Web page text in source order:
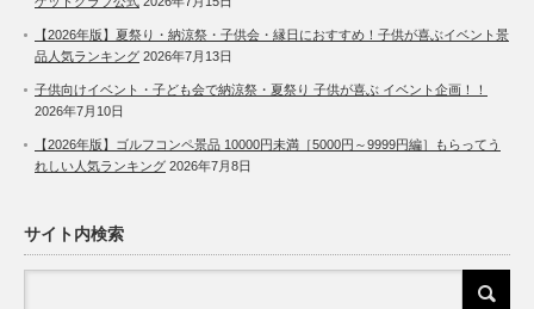
【2026年版】夏祭り・納涼祭・子供会・縁日におすすめ！子供が喜ぶイベント景
品人気ランキング 2026年7月13日
子供向けイベント・子ども会で納涼祭・夏祭り 子供が喜ぶ イベント企画！！
2026年7月10日
【2026年版】ゴルフコンペ景品 10000円未満［5000円～9999円編］もらってう
れしい人気ランキング 2026年7月8日
サイト内検索